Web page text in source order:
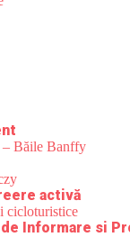
– Băile Banffy
activă
cicloturistice
Informare si